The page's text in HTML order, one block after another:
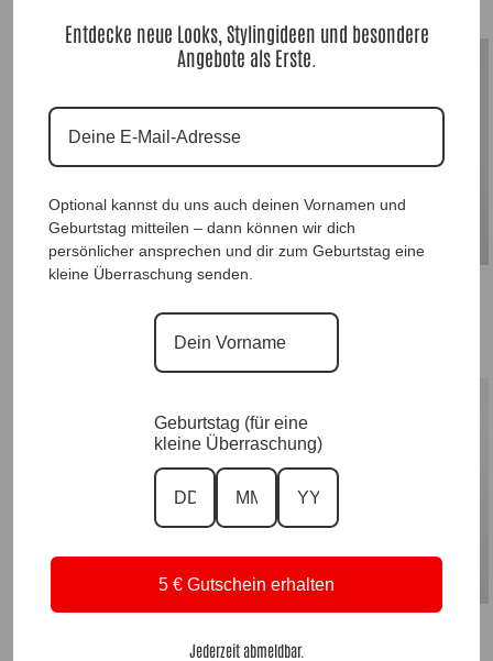
89,90 €
22,90€
PlisseeKleid La Donna, Black |Gr. 36 –
UNI 36-48|, Anr.: 3960
Entdecke neue Looks, Stylingideen und besondere
Angebote als Erste.
Optional kannst du uns auch deinen Vornamen und
Geburtstag mitteilen – dann können wir dich
persönlicher ansprechen und dir zum Geburtstag eine
kleine Überraschung senden.
Geburtstag (für eine
kleine Überraschung)
5 € Gutschein erhalten
Jederzeit abmeldbar.